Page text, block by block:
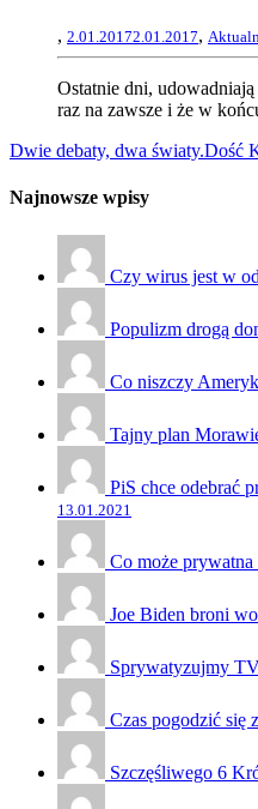
, 2.01.20172.01.2017,
Ostatnie dni,
raz na zawsze i że w
Dwie debaty, dwa światy.Dość
Najnowsze wpisy
Czy wirus jest w
Populizm drogą
Co niszczy
Tajny plan
PiS chce odebrać
13.01.2021
Co może prywatna
Joe Biden broni
Sprywatyzujmy
Czas pogodzić się
Szczęśliwego 6